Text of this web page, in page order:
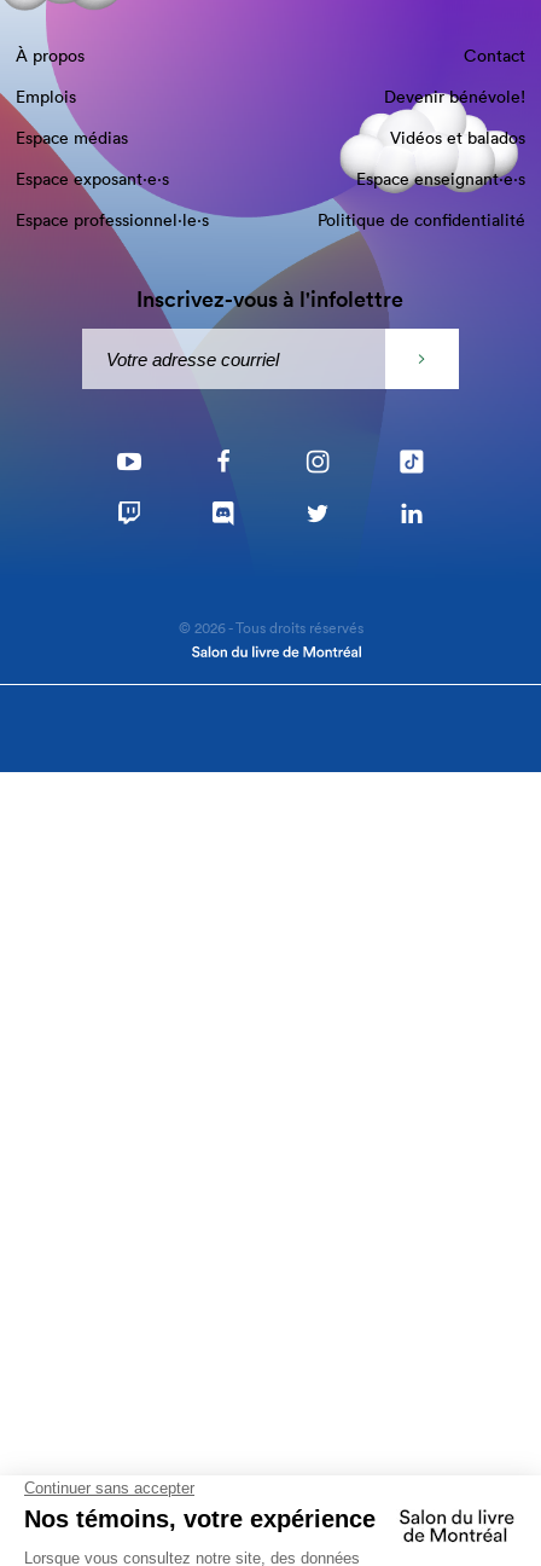
À propos
Contact
Emplois
Devenir bénévole!
Espace médias
Vidéos et balados
Espace exposant·e⋅s
Espace enseignant·e⋅s
Espace professionnel·le⋅s
Politique de confidentialité
Inscrivez-vous à l'infolettre
© 2026 - Tous droits réservés